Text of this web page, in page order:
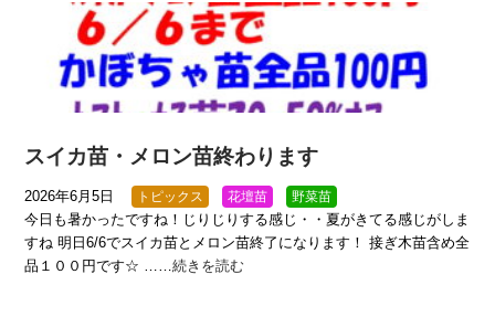
スイカ苗・メロン苗終わります
2026年6月5日 トピックス 花壇苗 野菜苗
今日も暑かったですね！じりじりする感じ・・夏がきてる感じがしま
すね 明日6/6でスイカ苗とメロン苗終了になります！ 接ぎ木苗含め全
品１００円です☆ ……続きを読む